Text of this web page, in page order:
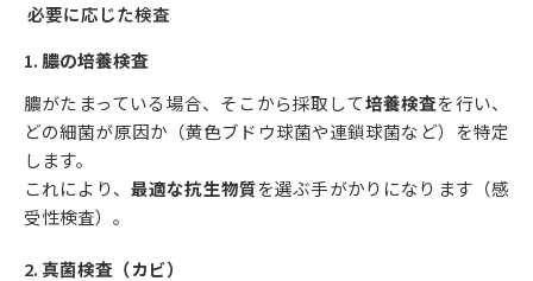
必要に応じた検査
1. 膿の培養検査
膿がたまっている場合、そこから採取して培養検査を行い、
どの細菌が原因か（黄色ブドウ球菌や連鎖球菌など）を特定
します。
これにより、 最適な抗生物質を選ぶ手がかりになります（感
受性検査）。
2. 真菌検査（カビ）